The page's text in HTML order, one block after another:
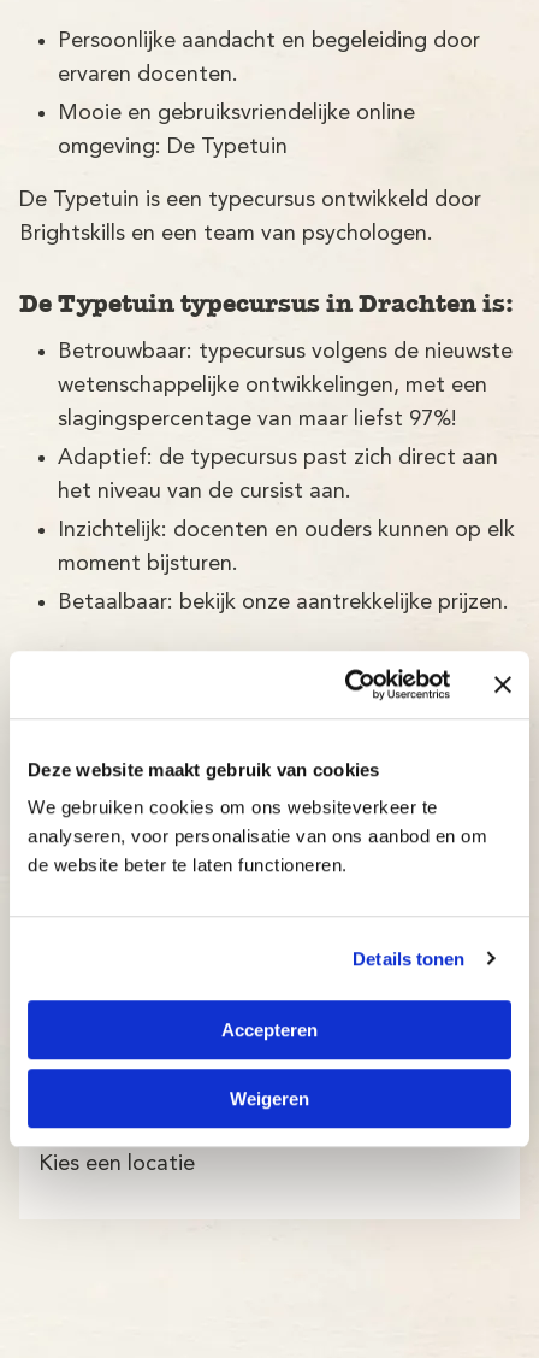
Deze website maakt gebruik van cookies
We gebruiken cookies om ons websiteverkeer te
analyseren, voor personalisatie van ons aanbod en om
de website beter te laten functioneren.
Details tonen
Accepteren
Weigeren
Persoonlijke aandacht en begeleiding door
ervaren docenten.
Mooie en gebruiksvriendelijke online
omgeving: De Typetuin
De Typetuin is een typecursus ontwikkeld door
Brightskills en een team van psychologen.
De Typetuin typecursus in Drachten is:
Betrouwbaar: typecursus volgens de nieuwste
wetenschappelijke ontwikkelingen, met een
slagingspercentage van maar liefst 97%!
Adaptief: de typecursus past zich direct aan
het niveau van de cursist aan.
Inzichtelijk: docenten en ouders kunnen op elk
moment bijsturen.
Betaalbaar: bekijk onze aantrekkelijke prijzen.
Kies een locatie